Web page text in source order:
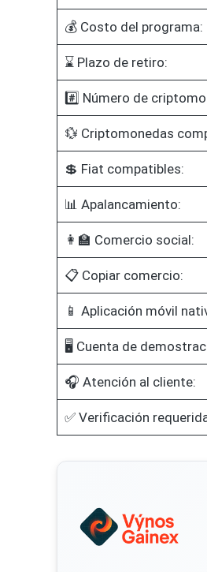
💰 Costo del programa:
⌛ Plazo de retiro:
#️⃣ Número de
💱 Criptomonedas
💲 Fiat compatibles:
📊 Apalancamiento:
👩‍🏫 Comercio social:
📋 Copiar comercio:
📱 Aplicación móvil
🖥️ Cuenta de
🎧 Atención al cliente:
✅ Verificación